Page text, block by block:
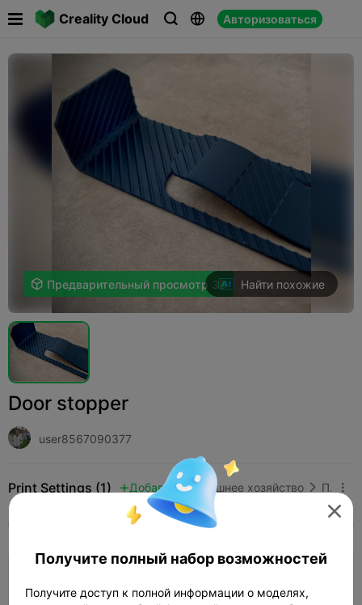
Creality Cloud   Авторизоваться
 
 Предварительный просмотр 3D Найти похожие
Door stopper
user8567090377
Print Settings (1)  Добавить Домашнее хозяйство  Прочее 
K2 Pro
 01h 23m  1 plates  18.66g


Получите полный набор возможностей
Получите доступ к полной информации о моделях,